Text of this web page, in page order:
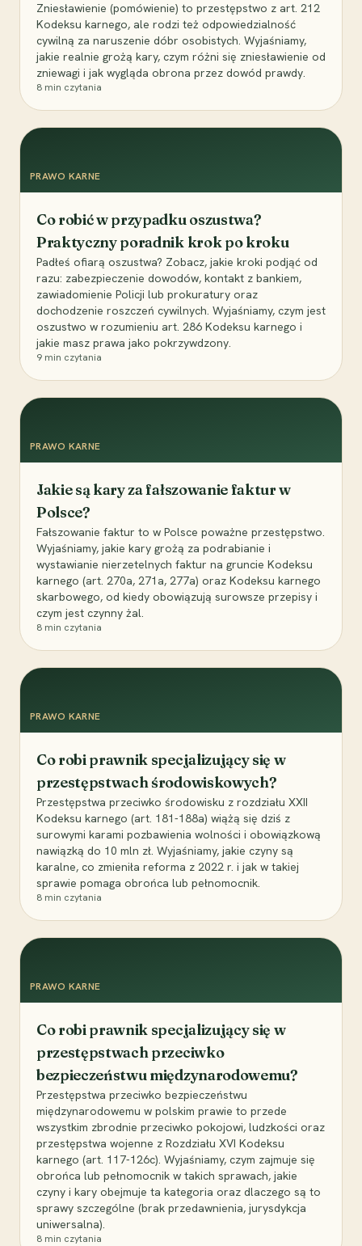
Zniesławienie (pomówienie) to przestępstwo z art. 212
Kodeksu karnego, ale rodzi też odpowiedzialność
cywilną za naruszenie dóbr osobistych. Wyjaśniamy,
jakie realnie grożą kary, czym różni się zniesławienie od
zniewagi i jak wygląda obrona przez dowód prawdy.
8 min czytania
PRAWO KARNE
Co robić w przypadku oszustwa?
Praktyczny poradnik krok po kroku
Padłeś ofiarą oszustwa? Zobacz, jakie kroki podjąć od
razu: zabezpieczenie dowodów, kontakt z bankiem,
zawiadomienie Policji lub prokuratury oraz
dochodzenie roszczeń cywilnych. Wyjaśniamy, czym jest
oszustwo w rozumieniu art. 286 Kodeksu karnego i
jakie masz prawa jako pokrzywdzony.
9 min czytania
PRAWO KARNE
Jakie są kary za fałszowanie faktur w
Polsce?
Fałszowanie faktur to w Polsce poważne przestępstwo.
Wyjaśniamy, jakie kary grożą za podrabianie i
wystawianie nierzetelnych faktur na gruncie Kodeksu
karnego (art. 270a, 271a, 277a) oraz Kodeksu karnego
skarbowego, od kiedy obowiązują surowsze przepisy i
czym jest czynny żal.
8 min czytania
PRAWO KARNE
Co robi prawnik specjalizujący się w
przestępstwach środowiskowych?
Przestępstwa przeciwko środowisku z rozdziału XXII
Kodeksu karnego (art. 181-188a) wiążą się dziś z
surowymi karami pozbawienia wolności i obowiązkową
nawiązką do 10 mln zł. Wyjaśniamy, jakie czyny są
karalne, co zmieniła reforma z 2022 r. i jak w takiej
sprawie pomaga obrońca lub pełnomocnik.
8 min czytania
PRAWO KARNE
Co robi prawnik specjalizujący się w
przestępstwach przeciwko
bezpieczeństwu międzynarodowemu?
Przestępstwa przeciwko bezpieczeństwu
międzynarodowemu w polskim prawie to przede
wszystkim zbrodnie przeciwko pokojowi, ludzkości oraz
przestępstwa wojenne z Rozdziału XVI Kodeksu
karnego (art. 117-126c). Wyjaśniamy, czym zajmuje się
obrońca lub pełnomocnik w takich sprawach, jakie
czyny i kary obejmuje ta kategoria oraz dlaczego są to
sprawy szczególne (brak przedawnienia, jurysdykcja
uniwersalna).
8 min czytania